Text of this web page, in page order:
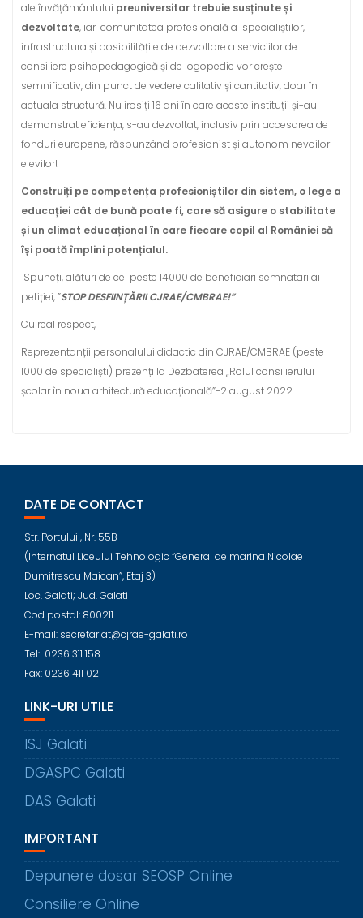
ale învățământului preuniversitar trebuie susținute și
dezvoltate, iar comunitatea profesională a specialiștilor,
infrastructura și posibilitățile de dezvoltare a serviciilor de
consiliere psihopedagogică și de logopedie vor crește
semnificativ, din punct de vedere calitativ și cantitativ, doar în
actuala structură. Nu irosiți 16 ani în care aceste instituții și-au
demonstrat eficiența, s-au dezvoltat, inclusiv prin accesarea de
fonduri europene, răspunzând profesionist și autonom nevoilor
elevilor!
Construiți pe competența profesioniștilor din sistem, o lege a
educației cât de bună poate fi, care să asigure o stabilitate
și un climat educațional în care fiecare copil al României să
își poată împlini potențialul.
Spuneți, alături de cei peste 14000 de beneficiari semnatari ai
petiției, ”STOP DESFIINȚĂRII CJRAE/CMBRAE!”
Cu real respect,
Reprezentanții personalului didactic din CJRAE/CMBRAE (peste
1000 de specialiști) prezenți la Dezbaterea „Rolul consilierului
școlar în noua arhitectură educațională”-2 august 2022.
DATE DE CONTACT
Str. Portului , Nr. 55B
(Internatul Liceului Tehnologic “General de marina Nicolae
Dumitrescu Maican”, Etaj 3)
Loc. Galati; Jud. Galati
Cod postal: 800211
E-mail: secretariat@cjrae-galati.ro
Tel: 0236 311 158
Fax: 0236 411 021
LINK-URI UTILE
ISJ Galati
DGASPC Galati
DAS Galati
IMPORTANT
Depunere dosar SEOSP Online
Consiliere Online